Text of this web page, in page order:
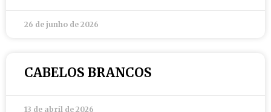
26 de junho de 2026
CABELOS BRANCOS
13 de abril de 2026